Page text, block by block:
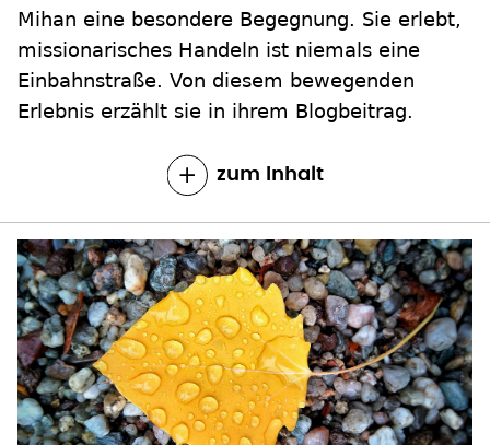
Mihan eine besondere Begegnung. Sie erlebt,
missionarisches Handeln ist niemals eine
Einbahnstraße. Von diesem bewegenden
Erlebnis erzählt sie in ihrem Blogbeitrag.
zum Inhalt